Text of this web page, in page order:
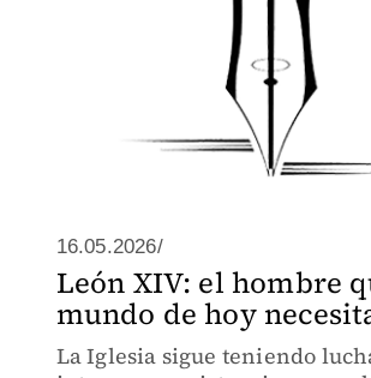
16.05.2026/
León XIV: el hombre
mundo de hoy
La Iglesia sigue teniendo